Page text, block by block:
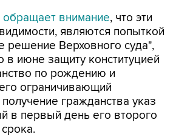
обращает внимание, что эти
являются попыткой
решение Верховного суда",
в июне защиту конституцией
по рождению и
ограничивающий
гражданства указ
в первый день его второго